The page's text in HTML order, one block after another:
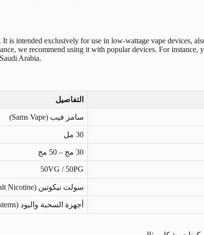
is intended exclusively for use in low-wattage vape devices,
we recommend using it with popular devices. For
Arabia.
التفاصيل
سامز فيب (Sams Vape)
30 مل
30 مج – 50 مج
50VG / 50PG
سولت نيكوتين (Salt Nicotine)
أجهزة السحبة والبود (Pod Systems)